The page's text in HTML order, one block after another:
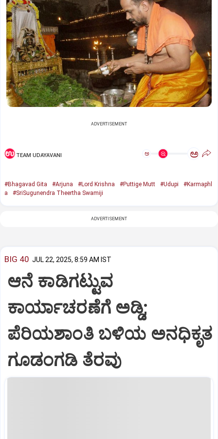
ADVERTISEMENT
TEAM UDAYAVANI ಅ ಅ
#Bhagavad Gita #Arjuna #Lord Krishna #Puttige Mutt #Udupi
#Karmaphl
a
#SriSugunendra Theertha Swamiji
ADVERTISEMENT
BIG 40 JUL 22, 2025, 8:59 AM IST
ಆನೆ ಕಾಡಿಗಟ್ಟುವ
ಕಾರ್ಯಾಚರಣೆಗೆ ಅಡ್ಡಿ;
ಪೆರಿಯಶಾಂತಿ ಬಳಿಯ ಅನಧಿಕೃತ
ಗೂಡಂಗಡಿ ತೆರವು